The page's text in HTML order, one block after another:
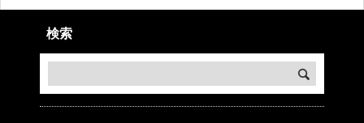
検索